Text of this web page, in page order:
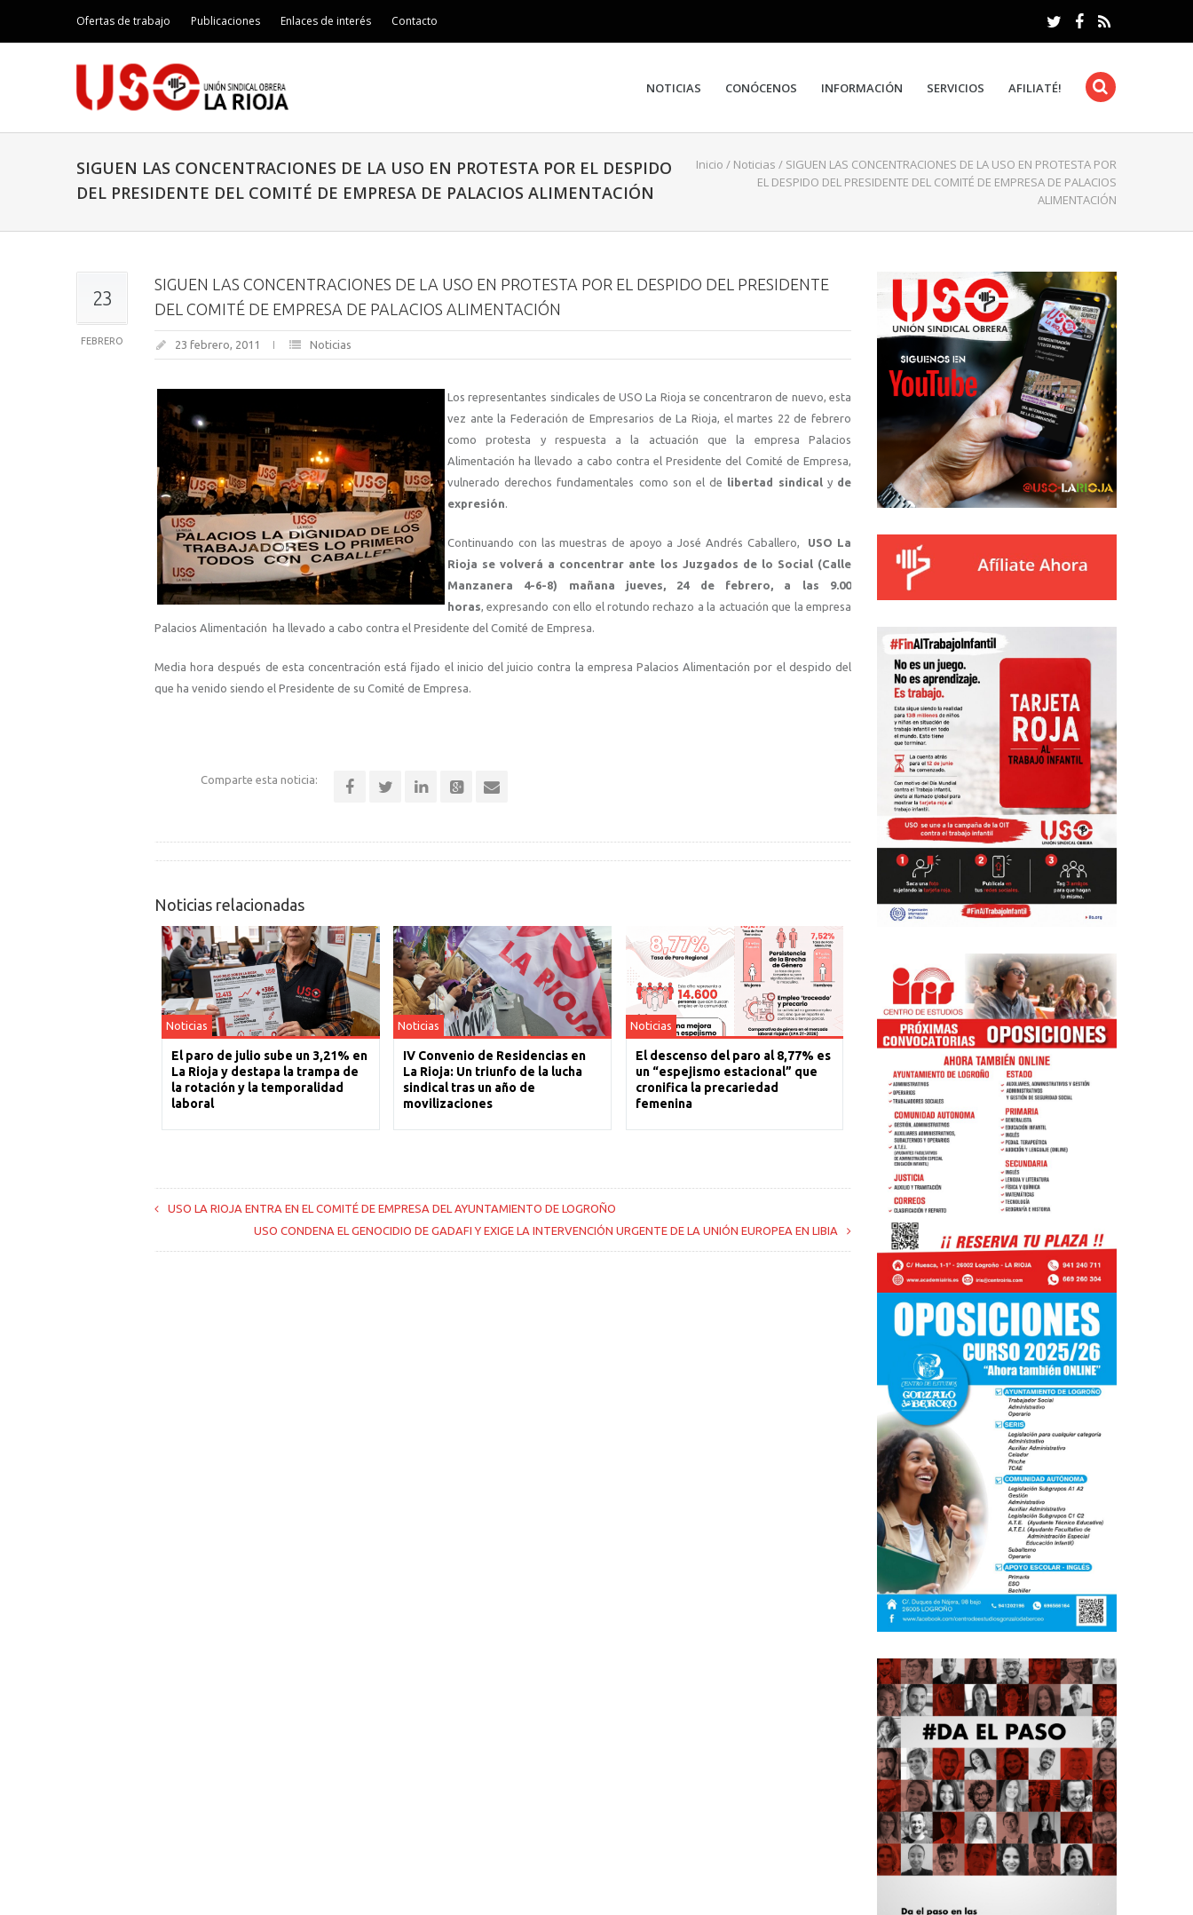
Ofertas de trabajo Publicaciones Enlaces de interés Contacto
NOTICIAS CONÓCENOS INFORMACIÓN SERVICIOS AFILIATÉ!
SIGUEN LAS CONCENTRACIONES DE LA USO EN PROTESTA POR EL DESPIDO
DEL PRESIDENTE DEL COMITÉ DE EMPRESA DE PALACIOS ALIMENTACIÓN
Inicio / Noticias / SIGUEN LAS CONCENTRACIONES DE LA USO EN PROTESTA POR
EL DESPIDO DEL PRESIDENTE DEL COMITÉ DE EMPRESA DE PALACIOS
ALIMENTACIÓN
23
FEBRERO
SIGUEN LAS CONCENTRACIONES DE LA USO EN PROTESTA POR EL DESPIDO DEL PRESIDENTE
DEL COMITÉ DE EMPRESA DE PALACIOS ALIMENTACIÓN
23 febrero, 2011 Noticias
Los representantes sindicales de USO La Rioja se concentraron de nuevo, esta
vez ante la Federación de Empresarios de La Rioja, el martes 22 de febrero
como protesta y respuesta a la actuación que la empresa Palacios
Alimentación ha llevado a cabo contra el Presidente del Comité de Empresa,
vulnerado derechos fundamentales como son el de
libertad sindicalyde
expresión.
Continuando con las muestras de apoyo a José Andrés Caballero, USO La
Rioja se volverá a concentrar ante los Juzgados de lo Social (Calle
Manzanera 4-6-8) mañana jueves, 24 de febrero, a las 9.00
horas, expresando con ello el rotundo rechazo a la actuación que la empresa
Palacios Alimentación ha llevado a cabo contra el Presidente del Comité de Empresa.
Media hora después de esta concentración está fijado el inicio del juicio contra la empresa Palacios Alimentación por el despido del
que ha venido siendo el Presidente de su Comité de Empresa.
Comparte esta noticia:
Noticias relacionadas
Noticias
El paro de julio sube un 3,21% en
La Rioja y destapa la trampa de
la rotación y la temporalidad
laboral
Noticias
IV Convenio de Residencias en
La Rioja: Un triunfo de la lucha
sindical tras un año de
movilizaciones
Noticias
El descenso del paro al 8,77% es
un “espejismo estacional” que
cronifica la precariedad
femenina
USO LA RIOJA ENTRA EN EL COMITÉ DE EMPRESA DEL AYUNTAMIENTO DE LOGROÑO
USO CONDENA EL GENOCIDIO DE GADAFI Y EXIGE LA INTERVENCIÓN URGENTE DE LA UNIÓN EUROPEA EN LIBIA